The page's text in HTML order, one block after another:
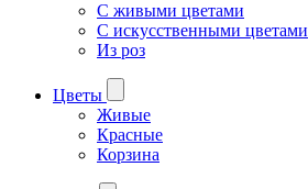
С живыми цветами
С искусственными цветами
Из роз
Цветы
Живые
Красные
Корзина